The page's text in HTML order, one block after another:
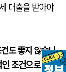
대출을 받아야
도 좋지 않습니
조건으로 대출